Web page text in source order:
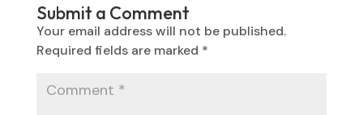
Submit a Comment
Your email address will not be published.
Required fields are marked *